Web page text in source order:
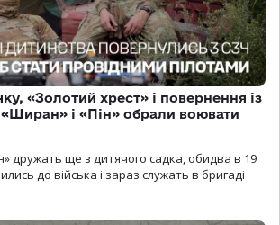
«Золотий хрест» і повернення із
і «Пін» обрали воювати
дружать ще з дитячого садка, обидва в 19
до війська і зараз служать в бригаді